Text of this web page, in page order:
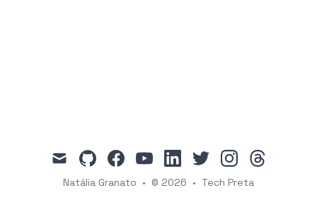
mail githubfacebookyoutubelinkedintwitterinstagramthreads
Natália Granato • © 2026 • Tech Preta